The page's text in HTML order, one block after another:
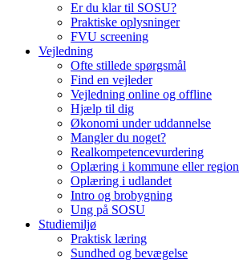
Er du klar til SOSU?
Praktiske oplysninger
FVU screening
Vejledning
Ofte stillede spørgsmål
Find en vejleder
Vejledning online og offline
Hjælp til dig
Økonomi under uddannelse
Mangler du noget?
Realkompetencevurdering
Oplæring i kommune eller region
Oplæring i udlandet
Intro og brobygning
Ung på SOSU
Studiemiljø
Praktisk læring
Sundhed og bevægelse